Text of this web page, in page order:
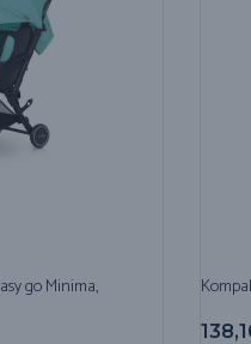
go Minima,